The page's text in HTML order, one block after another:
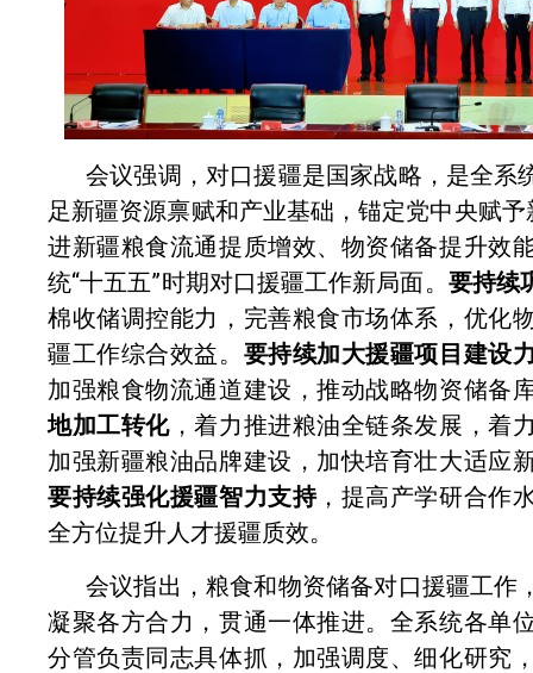
会议强调，对口援疆是国家战略，是全系
足新疆资源禀赋和产业基础，锚定党中央赋
进新疆粮食流通提质增效、物资储备提升效
统“十五五”时期对口援疆工作新局面。 要持续
棉收储调控能力，完善粮食市场体系，优化
疆工作综合效益。 要持续加大援疆项目建设
加强粮食物流通道建设，推动战略物资储备
地加工转化，着力推进粮油全链条发展，着
加强新疆粮油品牌建设，加快培育壮大适应
要持续强化援疆智力支持，提高产学研合作
全方位提升人才援疆质效。
会议指出，粮食和物资储备对口援疆工作
凝聚各方合力，贯通一体推进。全系统各单
分管负责同志具体抓，加强调度、细化研究